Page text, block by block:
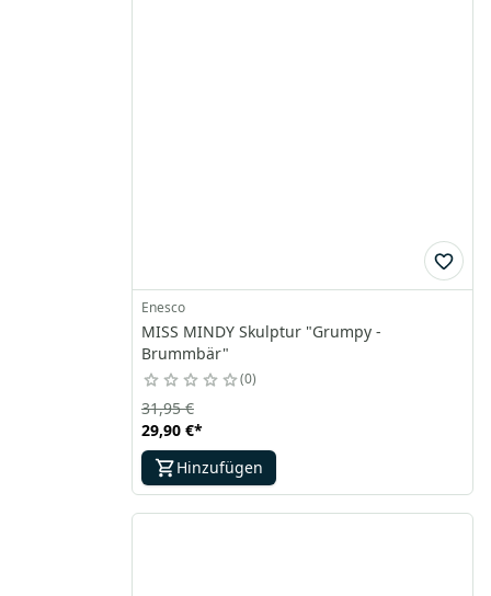
Enesco
MISS MINDY Skulptur "Grumpy -
Brummbär"
0
29,90 €*
31,95 €
Hinzufügen